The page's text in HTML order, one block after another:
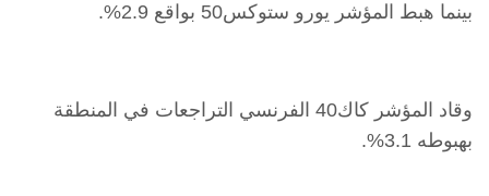
بينما هبط المؤشر يورو ستوكس50 ‏بواقع 2.9%.‏
وقاد المؤشر كاك40 الفرنسي التراجعات في المنطقة
بهبوطه 3.1%.‏